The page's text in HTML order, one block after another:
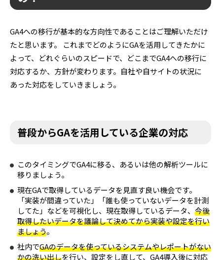
GA4への移行が基本的な方向性であることはご理解いただけ
たと思います。 これまでどのようにGAを活用してきたかに
よって、どれぐらいのスピードで、どこまでGA4への移行に
対応するか、方針が変わります。自社や自サイトの状況に
あった対応をしていきましょう。
普段からGAを活用している企業の対応
このタイミングでGA4に移る、あるいは他の解析ツールに
移りましょう。
現在GAで取得しているデータを見直す良い機会です。
「実装が間違っていた」「誰も使っていないデータを計測
してた」などを可視化し、現在取得しているデータ、 今後
取得したいデータを議論して決めてから実装や設定を行い
ましょう。
社内でGAのデータを使っているシステムやレポートがない
かの洗い出しを行い、設定をし直して、GA4導入後に対応